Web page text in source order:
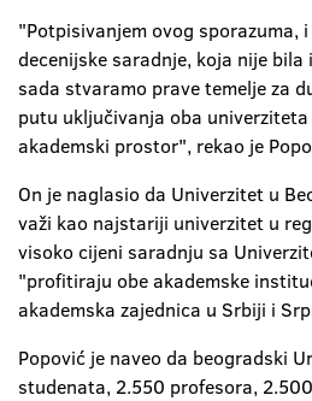
"Potpisivanjem ovog sporazuma,
decenijske saradnje, koja nije
sada stvaramo prave temelje za
putu uključivanja oba
akademski prostor", rekao je
On je naglasio da Univerzitet u
važi kao najstariji univerzitet u
visoko cijeni saradnju sa
"profitiraju obe akademske
akademska zajednica u Srbiji i
Popović je naveo da beogradski
studenata, 2.550 profesora,